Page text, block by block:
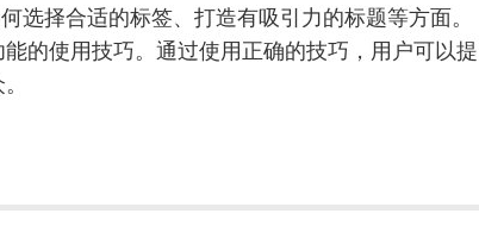
择合适的标签、打造有吸引力的标题等方面。
的使用技巧。通过使用正确的技巧，用户可以提